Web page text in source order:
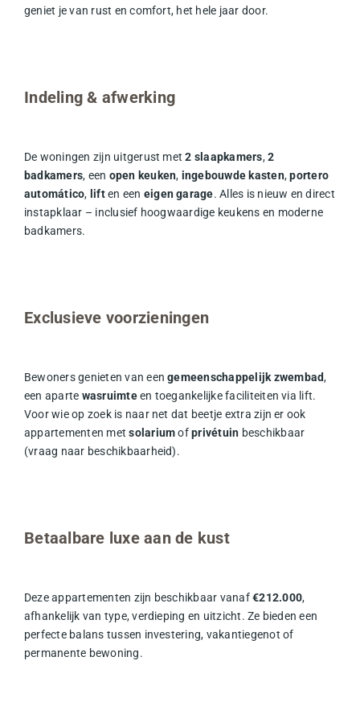
geniet je van rust en comfort, het hele jaar door.
Indeling & afwerking
De woningen zijn uitgerust met2 slaapkamers,2
badkamers, een open keuken, ingebouwde kasten,portero
automático, liften een eigen garage. Alles is nieuw en direct
instapklaar – inclusief hoogwaardige keukens en moderne
badkamers.
Exclusieve voorzieningen
Bewoners genieten van eengemeenschappelijk zwembad,
een aparte wasruimteen toegankelijke faciliteiten via lift.
Voor wie op zoek is naar net dat beetje extra zijn er ook
appartementen metsolariumofprivétuin beschikbaar
(vraag naar beschikbaarheid).
Betaalbare luxe aan de kust
Deze appartementen zijn beschikbaar vanaf€212.000,
afhankelijk van type, verdieping en uitzicht. Ze bieden een
perfecte balans tussen investering, vakantiegenot of
permanente bewoning.